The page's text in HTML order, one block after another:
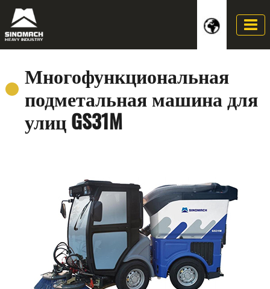
Многофункциональная
подметальная машина для
улиц GS31M